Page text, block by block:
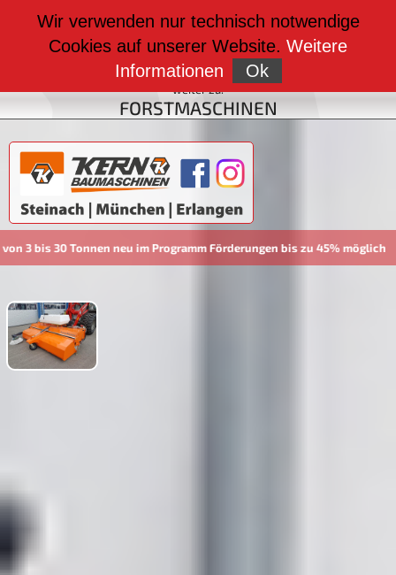
Programm Förderungen bis zu 45% möglich
BAUMASCHINEN
weiter zu:
FAHRZEUGBAU
weiter zu:
FORSTMASCHINEN
Wir verwenden nur technisch notwendige
Cookies auf unserer Website. Weitere
Informationen
Ok